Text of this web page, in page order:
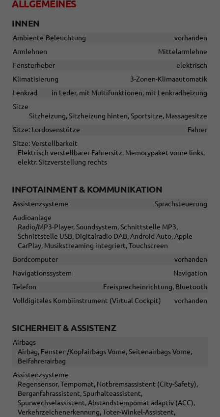
ALLGEMEINES
INNEN
Ambiente-Beleuchtung
vorhanden
Armlehnen
Mittelarmlehne
Fensterheber
elektrisch
Klimatisierung
3-Zonen-Klimaautomatik
Lenkrad
in Leder, mit Multifunktionen, mit Lenkradheizung
Sitze
Sitzheizung, Sitzheizung hinten, Sportsitze, Massagesitze
Sitze: Lordosenstütze
Fahrer
Sitze: Verstellbarkeit
Elektrisch verstellbarer Fahrersitz, Memorypaket vorne links,
elektr. Sitzverstellung rechts
INFOTAINMENT & KOMMUNIKATION
Assistenzsysteme
Sprachsteuerung
Audioanlage
Radio/MP3-Player, Soundsystem, Schnittstelle MP3,
Schnittstelle USB, Digitalradio DAB, Android Auto, Apple
CarPlay, Musikstreaming integriert, Touchscreen
Bordcomputer
vorhanden
Navigationssystem
Navigation
Telefon
Freisprecheinrichtung, Bluetooth
Volldigitales Kombiinstrument (Virtual Cockpit)
vorhanden
SICHERHEIT & ASSISTENZ
Airbags
Airbag, Fenster-/Kopfairbags Vorne, Seitenairbags Vorne,
Beifahrerairbag
Assistenzsysteme
Regensensor, Tempomat, Notbremsassistent (City-Safety),
Berganfahrassistent, Spurhalteassistent,
Spurwechselassistent, Abstandstempomat adaptiv (ACC),
Verkehrzeichenerkennung, Toter-Winkel-Assistent,